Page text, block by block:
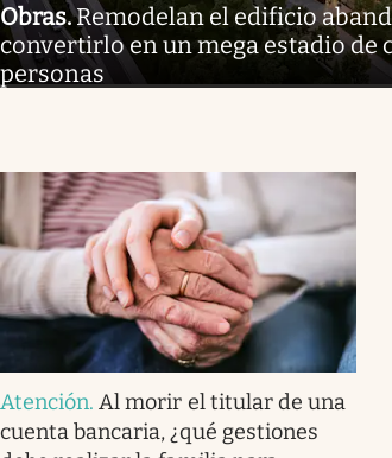
Obras.Remodelan el edificio
convertirlo en un mega estadio de
personas
Atención.Al morir el titular de una
cuenta bancaria, ¿qué gestiones